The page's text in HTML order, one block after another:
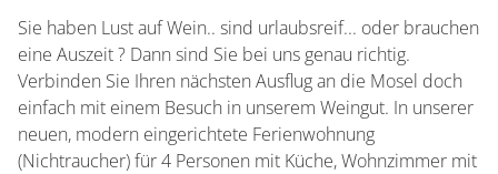
Sie haben Lust auf Wein.. sind urlaubsreif... oder brauchen
eine Auszeit ? Dann sind Sie bei uns genau richtig.
Verbinden Sie Ihren nächsten Ausflug an die Mosel doch
einfach mit einem Besuch in unserem Weingut. In unserer
neuen, modern eingerichtete Ferienwohnung
(Nichtraucher) für 4 Personen mit Küche, Wohnzimmer mit